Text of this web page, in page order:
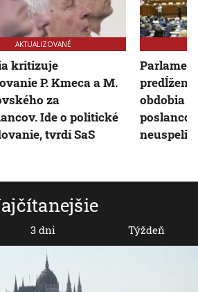
3 dni Týždeň
AKTUALIZOVANÉ
kritizuje
P. Kmeca a M.
za
Ide o politické
tvrdí SaS
obdobia
neuspeli